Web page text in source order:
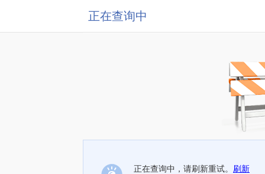
正在查询中
正在查询中，请刷新重试。 刷新